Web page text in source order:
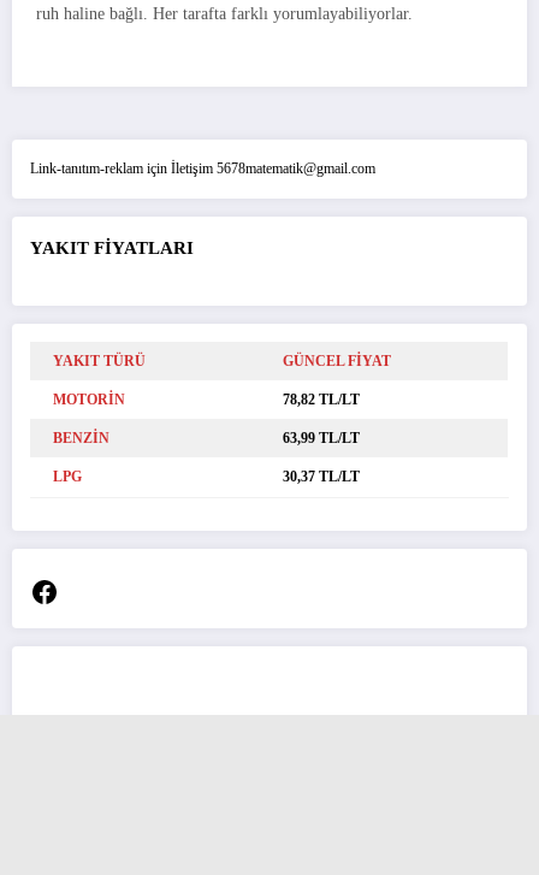
ruh haline bağlı. Her tarafta farklı yorumlayabiliyorlar.
Link-tanıtım-reklam için İletişim 5678matematik@gmail.com
YAKIT FİYATLARI
YAKIT TÜRÜ GÜNCEL FİYAT
MOTORİN 78,82 TL/LT
BENZİN 63,99 TL/LT
LPG 30,37 TL/LT
Facebook